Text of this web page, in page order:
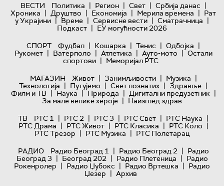
ВЕСТИ Политика | Регион | Свет | Србија данас |
Хроника | Друштво | Економија | Мерила времена | Рат
у Украјини | Време | Сервисне вести | Сматрачница |
Подкаст | ЕУ могућности 2026
СПОРТ
Фудбал | Кошарка | Тенис | Одбојка |
Рукомет | Ватерполо | Атлетика | Ауто-мото | Остали
спортови | Меморијал РТС
МАГАЗИН
Живот | Занимљивости | Музика |
Технологијa | Путујемо | Свет познатих | Здравље |
Филм и ТВ | Наука | Природа | Дигитални предузетник |
За мале велике хероје | Наизглед здрав
ТВ
РТС 1 | РТС 2 | РТС 3 | РТС Свет | РТС Наука |
РТС Драма | РТС Живот | РТС Класика | РТС Коло |
РТС Трезор | РТС Музика | РТС Полетарац
РАДИО
Радио Београд 1 | Радио Београд 2 | Радио
Београд 3 | Београд 202 | Радио Плетеница | Радио
Рокенролер | Радио Џубокс | Радио Вртешка | Радио
Џезер | Архив